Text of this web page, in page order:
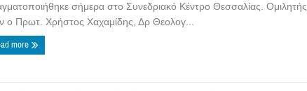
σήμερα στο Συνεδριακό Κέντρο Θεσσαλίας. Ομιλητής
ο Πρωτ. Χρήστος Χαχαμίδης, Δρ Θεολογ...
more